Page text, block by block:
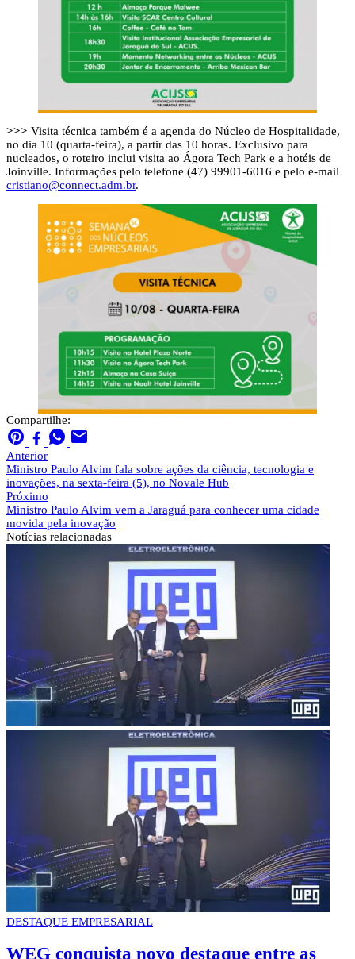
>>> Visita técnica também é a agenda do Núcleo de Hospitalidade,
no dia 10 (quarta-feira), a partir das 10 horas. Exclusivo para
nucleados, o roteiro inclui visita ao Ágora Tech Park e a hotéis de
Joinville. Informações pelo telefone (47) 99901-6016 e pelo e-mail
cristiano@connect.adm.br.
Compartilhe:
Anterior
Ministro Paulo Alvim fala sobre ações da ciência, tecnologia e
inovações, na sexta-feira (5), no Novale Hub
Próximo
Ministro Paulo Alvim vem a Jaraguá para conhecer uma cidade
movida pela inovação
Notícias relacionadas
DESTAQUE EMPRESARIAL
WEG conquista novo destaque entre as